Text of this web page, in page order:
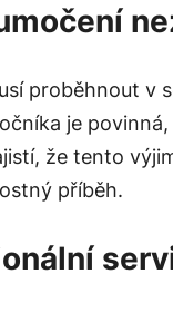
proběhnout v
je povinná,
že tento
příběh.